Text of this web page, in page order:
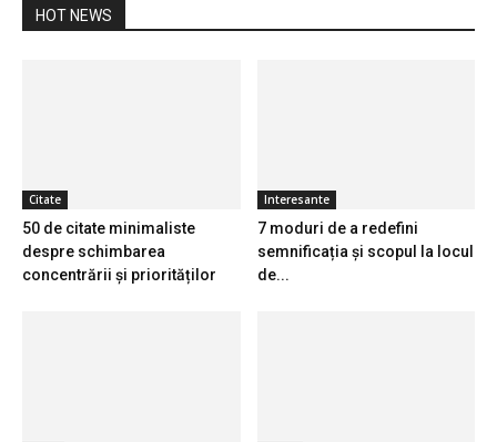
HOT NEWS
Citate
50 de citate minimaliste
despre schimbarea
concentrării și priorităților
Interesante
7 moduri de a redefini
semnificația și scopul la locul
de...